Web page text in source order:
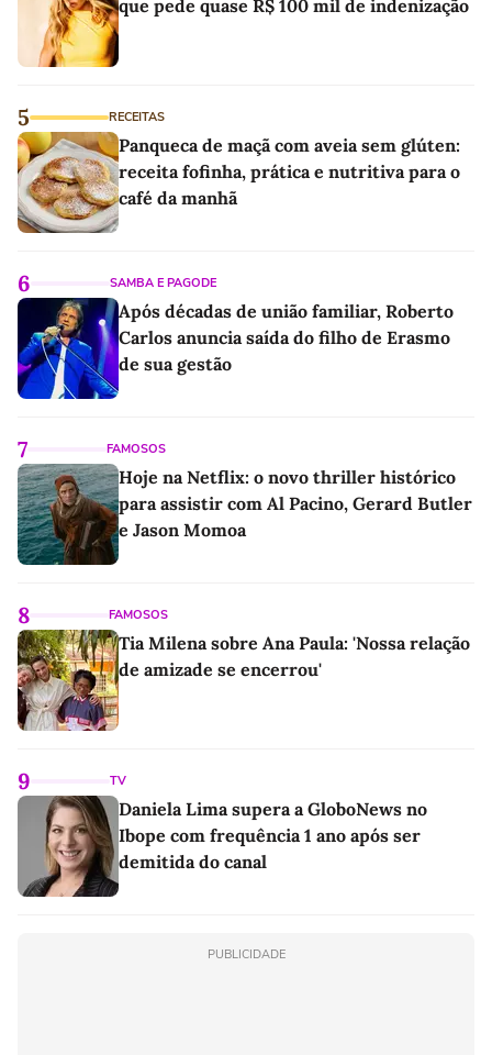
que pede quase R$ 100 mil de indenização
5 RECEITAS
Panqueca de maçã com aveia sem glúten:
receita fofinha, prática e nutritiva para o
café da manhã
6 SAMBA E PAGODE
Após décadas de união familiar, Roberto
Carlos anuncia saída do filho de Erasmo
de sua gestão
7 FAMOSOS
Hoje na Netflix: o novo thriller histórico
para assistir com Al Pacino, Gerard Butler
e Jason Momoa
8 FAMOSOS
Tia Milena sobre Ana Paula: 'Nossa relação
de amizade se encerrou'
9 TV
Daniela Lima supera a GloboNews no
Ibope com frequência 1 ano após ser
demitida do canal
PUBLICIDADE